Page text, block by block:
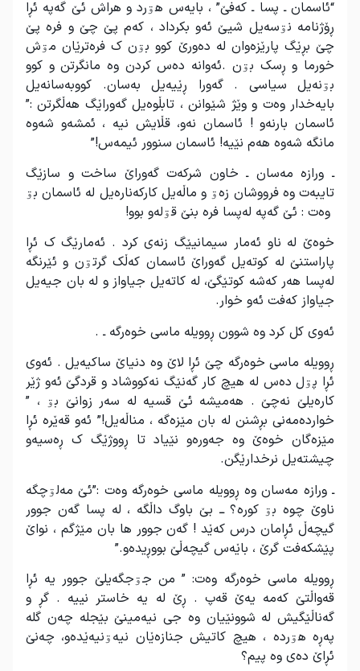
“ئاسمان ـ پسا ـ کەفێ” ، بایەس هۊرد و هراش ئێ گەپە ئڕا
ڕۆژنامە نۊسەیل شیێ ئەو بکرداد ، کەم پێ چێ و فرە پێ
چێ بڕێگ پارێزەوان لە دەورێ کوو بۊن ک فرەترێان مۊش
خورما و ڕسک بۊن .ئەوانە دەس کردن وە مانگرتن و کوو
بۊنەیل سیاسی . گەورا ڕێیەیل بەسان. کووبەسانەیل
بایەخدار وەت و وێژ شێوانن ، تابڵوەیل گەوراێگ هەڵگرتن :”
ئاسمان بارنەو ! ئاسمان نەو، قڵایش نیە ، ئمشەو شەوە
مانگە شەوە هەم نێیە! ئاسمان سنوور ئیمەس!”
ـ ورازە مەسان ـ خاون شرکەت گەوراێ ساخت و سازێگ
تایبەت وە فرووشان زەۊ و ماڵەیل کارکەنارەیل لە ئاسمان بۊ
وەت : ئێ گەپە لەپسا فرە بنێ قۊلەو بوو!
خوەێ لە ناو ئەمار سیمانیێگ زنەی کرد . ئەمارێگ ک ئڕا
پاراستنێ لە کوتەیل گەوراێ ئاسمان کەڵک گرتۊن و ئێرنگە
لەپسا هەر کەشە کوتێگێ، لە کاتەیل جیاواز و لە بان جیەیل
جیاواز کەفت ئەو خوار.
ئەوی کل کرد وە شوون ڕوویلە ماسی خوەرگە ـ .
ڕوویلە ماسی خوەرگە چێ ئڕا لاێ وە دنیاێ ساکیەیل . ئەوی
ئڕا پۊل دەس لە هیچ کار گەنێگ نەکووشاد و قردگێ ئەو ژێر
کارەیلێ نەچێ . هەمیشە ئێ قسیە لە سەر زوانێ بۊ ، ”
خواردەمەنی بڕشنن لە بان مێزەگە ، مناڵەیل!” ئەو قەێرە ئڕا
مێزەگان خوەێ وە جەورەو نێیاد تا ڕووژێگ ک ڕەسیەو
چیشتەیل نرخدارێگن.
ـ ورازە مەسان وە ڕوویلە ماسی خوەرگە وەت :”ئێ مەلۊچگە
ناوێ چوە بۊ کورە؟ ــ بێ باوگ داڵگە ، لە پسا گەن جوور
گیچەڵ ئڕامان درس کەێد ! گەن جوور ها بان مێژگم ، نواێ
پێشکەفت گرێ ، باێەس گیچەڵێ بووڕیدەو.”
ڕوویلە ماسی خوەرگە وەت: ” من جۊجگەیلێ جوور یە ئڕا
قەواڵتێ کەمە یەێ قەپ . ڕێ لە یە خاستر نییە . گڕ و
گەناڵێگیش لە شوونێیان وە جی نیەمینێ بێجلە چەن گلە
پەڕە هۊردە ، هیچ کاتیش جنازەێان نیەۊنیەێدەو، چەنێ
ئڕاێ دەی وە پیم؟